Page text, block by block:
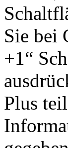
Sie bei
+1“
Plus